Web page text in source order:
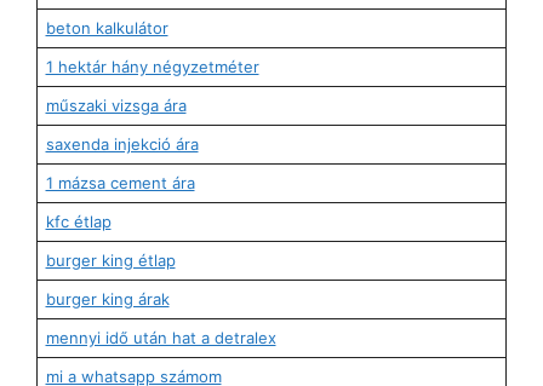
beton kalkulátor
1 hektár hány négyzetméter
műszaki vizsga ára
saxenda injekció ára
1 mázsa cement ára
kfc étlap
burger king étlap
burger king árak
mennyi idő után hat a detralex
mi a whatsapp számom